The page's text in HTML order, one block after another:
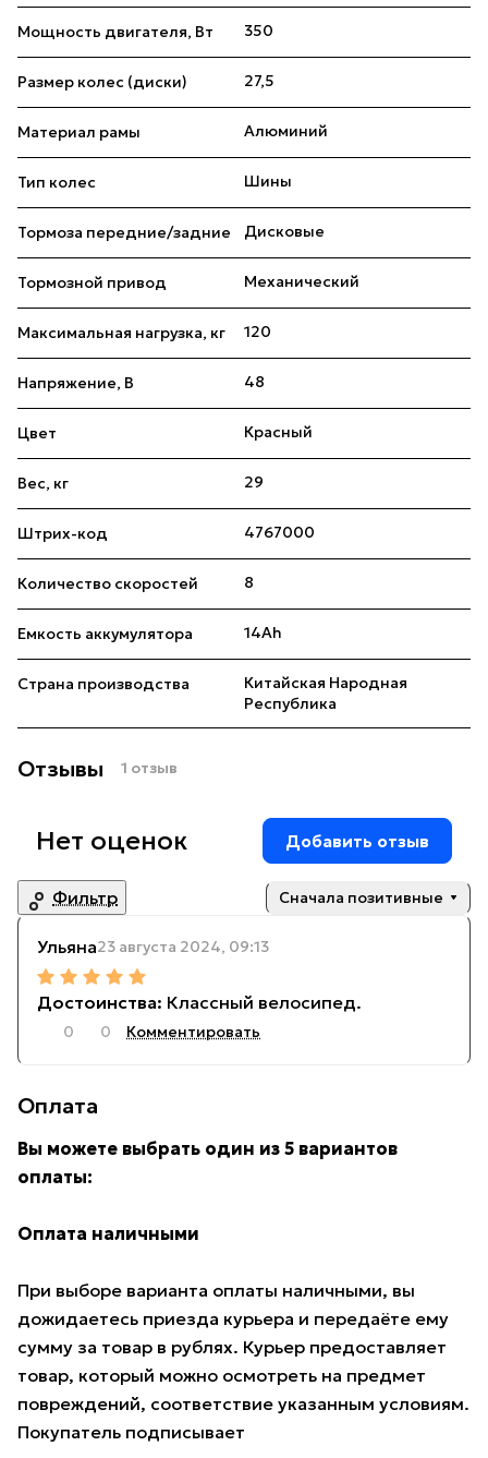
Мощность двигателя, Вт 350
Размер колес (диски) 27,5
Материал рамы Алюминий
Тип колес Шины
Тормоза передние/задние Дисковые
Тормозной привод Механический
Максимальная нагрузка, кг 120
Напряжение, В 48
Цвет Красный
Вес, кг 29
Штрих-код 4767000
Количество скоростей 8
Емкость аккумулятора 14Ah
Страна производства
Китайская Народная
Республика
Отзывы 1 отзыв
Фильтр Сначала позитивные
Ульяна23 августа 2024, 09:13
Классный велосипед.
0 0 Комментировать
Нет оценок Добавить отзыв
Оплата
Вы можете выбрать один из 5 вариантов
оплаты:
Оплата наличными
При выборе варианта оплаты наличными, вы
дожидаетесь приезда курьера и передаёте ему
сумму за товар в рублях. Курьер предоставляет
товар, который можно осмотреть на предмет
повреждений, соответствие указанным условиям.
Покупатель подписывает